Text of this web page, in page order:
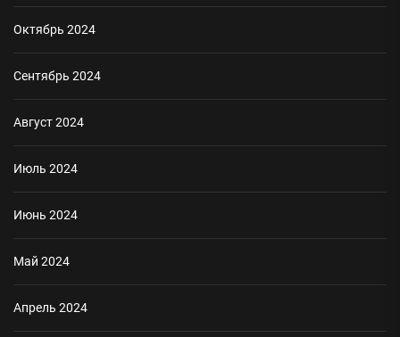
Октябрь 2024
Сентябрь 2024
Август 2024
Июль 2024
Июнь 2024
Май 2024
Апрель 2024